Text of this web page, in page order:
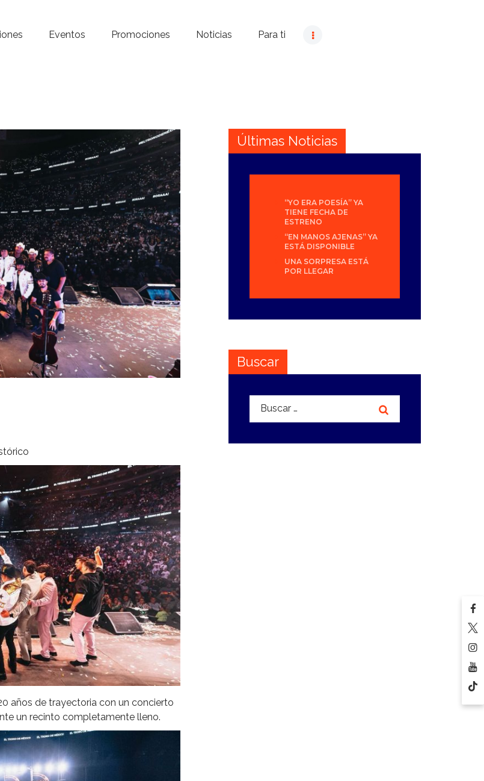
Eventos Promociones Noticias Para ti
años de trayectoria con un concierto
un recinto completamente lleno.
Últimas Noticias
“YO ERA POESÍA” YA
TIENE FECHA DE
ESTRENO
“EN MANOS AJENAS” YA
ESTÁ DISPONIBLE
UNA SORPRESA ESTÁ
POR LLEGAR
Buscar
Buscar: